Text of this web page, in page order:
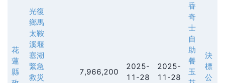
花
蓮
縣
光復
鄉馬
太鞍
溪堰
塞湖
緊急
救災
7,966,200
2025-
11-28
2025-
11-28
香
奇
士
自
助
餐
玉
決
標
公